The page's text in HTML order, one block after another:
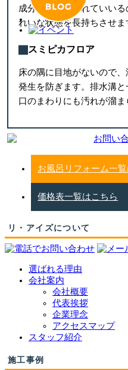
成分が練り込まれていい
れいな状態を長持ちさせま
スミピカフロア
床の隅に目地がないので
発生を防ぎます。排水溝
口のまわりにも汚れが溜ま
お風呂リフォーム一
価格表一覧はこちら
リ・アイズについて
選ばれる理由
会社案内
会社概要
代表挨拶
企業理念
アクセスマップ
スタッフ紹介
施工事例